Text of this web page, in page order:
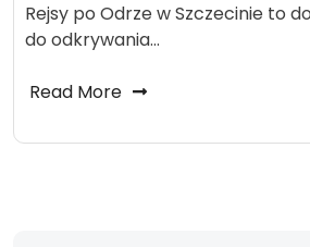
Rejsy po Odrze w Szczecinie to
do odkrywania…
Read More